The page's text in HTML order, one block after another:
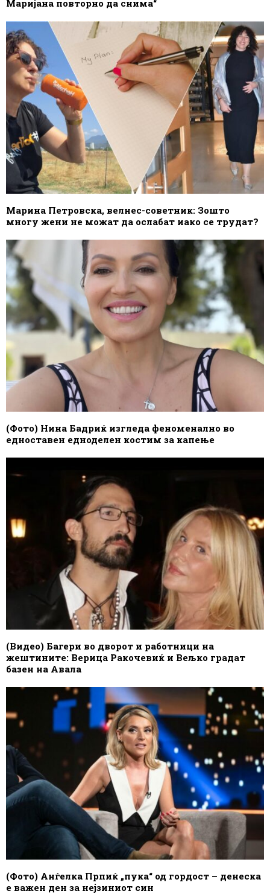
Маријана повторно да снима“
Марина Петровска, велнес-советник: Зошто
многу жени не можат да ослабат иако се трудат?
(Фото) Нина Бадриќ изгледа феноменално во
едноставен едноделен костим за капење
(Видео) Багери во дворот и работници на
жештините: Верица Ракочевиќ и Вељко градат
базен на Авала
(Фото) Анѓелка Прпиќ „пука“ од гордост – денеска
е важен ден за нејзиниот син